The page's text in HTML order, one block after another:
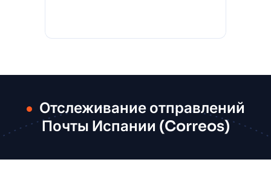
Отслеживание отправлений
Почты Испании (Correos)